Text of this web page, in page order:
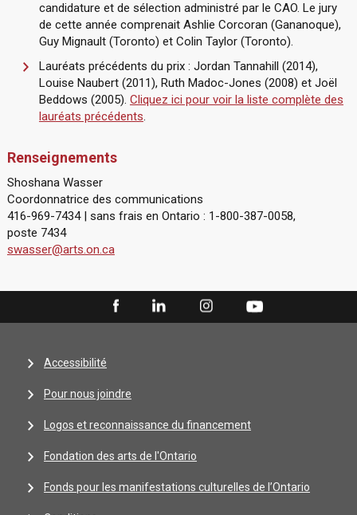
candidature et de sélection administré par le CAO. Le jury
de cette année comprenait Ashlie Corcoran (Gananoque),
Guy Mignault (Toronto) et Colin Taylor (Toronto).
Lauréats précédents du prix : Jordan Tannahill (2014),
Louise Naubert (2011), Ruth Madoc-Jones (2008) et Joël
Beddows (2005). Cliquez ici pour voir la liste complète des
lauréats précédents.
Renseignements
Shoshana Wasser
Coordonnatrice des communications
416-969-7434 | sans frais en Ontario : 1-800-387-0058,
poste 7434
swasser@arts.on.ca
Accessibilité
Pour nous joindre
Logos et reconnaissance du financement
Fondation des arts de l'Ontario
Fonds pour les manifestations culturelles de l’Ontario